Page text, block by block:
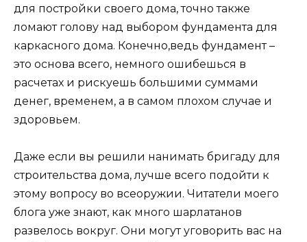
для постройки своего дома, точно также
ломают голову над выбором фундамента для
каркасного дома. Конечно,ведь фундамент –
это основа всего, немного ошибешься в
расчетах и рискуешь большими суммами
денег, временем, а в самом плохом случае и
здоровьем.
Даже если вы решили нанимать бригаду для
строительства дома, лучше всего подойти к
этому вопросу во всеоружии. Читатели моего
блога уже знают, как много шарлатанов
развелось вокруг. Они могут уговорить вас на